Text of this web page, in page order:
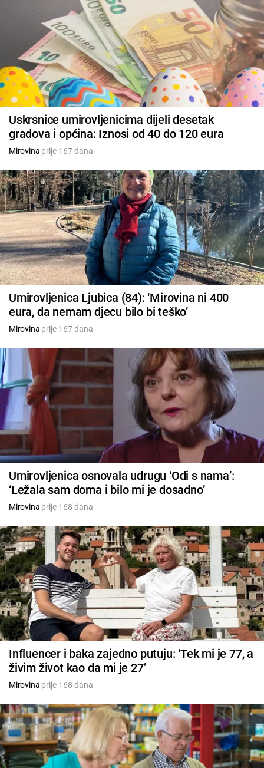
Uskrsnice umirovljenicima dijeli desetak
gradova i općina: Iznosi od 40 do 120 eura
Mirovina prije 167 dana
Umirovljenica Ljubica (84): ‘Mirovina ni 400
eura, da nemam djecu bilo bi teško’
Mirovina prije 167 dana
Umirovljenica osnovala udrugu ‘Odi s nama’:
‘Ležala sam doma i bilo mi je dosadno’
Mirovina prije 168 dana
Influencer i baka zajedno putuju: ‘Tek mi je 77, a
živim život kao da mi je 27’
Mirovina prije 168 dana